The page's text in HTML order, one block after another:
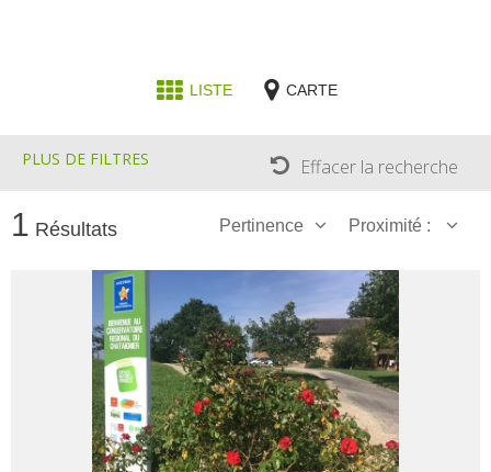
LISTE CARTE
PLUS DE FILTRES Effacer la recherche
1 Résultats Pertinence Proximité :